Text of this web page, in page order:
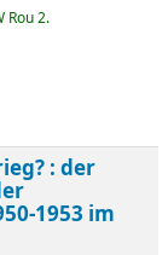
Rou 2.
: der
1953 im